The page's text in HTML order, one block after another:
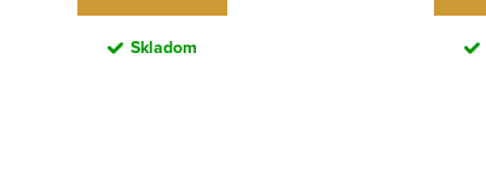
Skladom